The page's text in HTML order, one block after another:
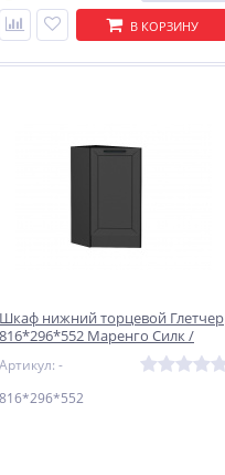
В КОРЗИНУ
Шкаф нижний торцевой Глетчер
816*296*552 Маренго Силк /
Артикул: -
816*296*552